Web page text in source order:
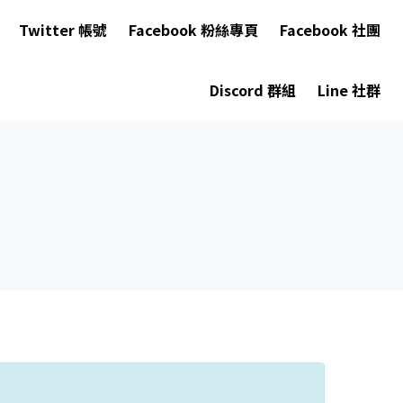
Twitter 帳號 Facebook 粉絲專頁 Facebook 社團
Discord 群組 Line 社群